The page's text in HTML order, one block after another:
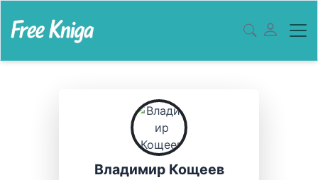
Владимир Кощеев